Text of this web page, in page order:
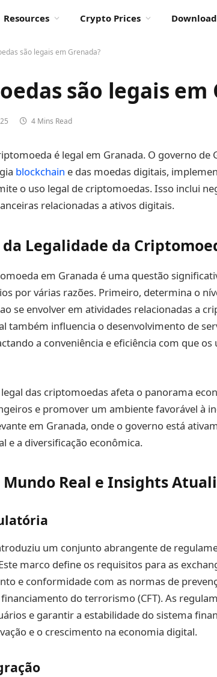
Resources Crypto Prices Download
são legais em Grenada?
são legais em
4 Mins Read
é legal em Granada. O governo de
blockchain e das moedas digitais,
o uso legal de criptomoedas. Isso inclui
relacionadas a ativos digitais.
Legalidade da
em Granada é uma questão
por várias razões. Primeiro, determina o
se envolver em atividades relacionadas a
também influencia o desenvolvimento de
a conveniência e eficiência com que
das criptomoedas afeta o panorama
e promover um ambiente favorável à
em Granada, onde o governo está
e a diversificação econômica.
Mundo Real e Insights
um conjunto abrangente de
marco define os requisitos para as
e conformidade com as normas de
do terrorismo (CFT). As
e garantir a estabilidade do sistema
e o crescimento na economia digital.